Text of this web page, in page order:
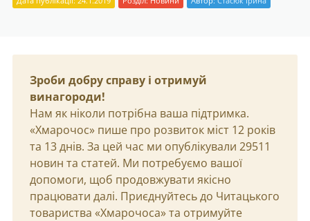
Зроби добру справу і отримуй
винагороди!
Нам як ніколи потрібна ваша підтримка.
«Хмарочос» пише про розвиток міст 12 років
та 13 днів. За цей час ми опублікували 29511
новин та статей. Ми потребуємо вашої
допомоги, щоб продовжувати якісно
працювати далі. Приєднуйтесь до Читацького
товариства «Хмарочоса» та отримуйте